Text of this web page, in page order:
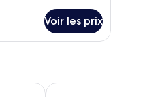
Voir les prix
Elk + Avenue Hotel